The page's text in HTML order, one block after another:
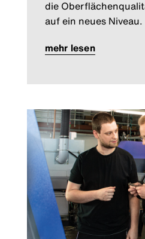
die
auf ein neues Niveau.
mehr lesen